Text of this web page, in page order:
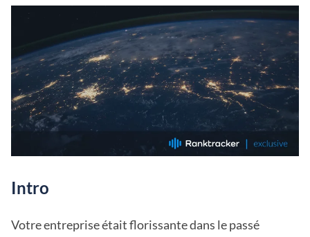
Intro
Votre entreprise était florissante dans le passé